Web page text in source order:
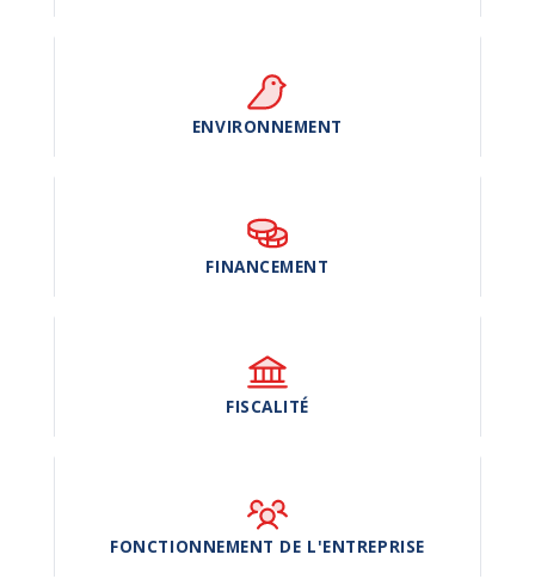
ENVIRONNEMENT
FINANCEMENT
FISCALITÉ
FONCTIONNEMENT DE L'ENTREPRISE